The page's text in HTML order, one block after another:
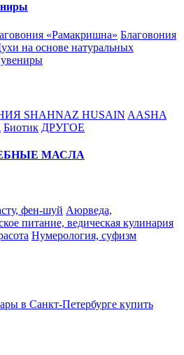
«Рамакришна» Благовония
на основе натуральных
SHAHNAZ HUSAIN AASHA
Биотик ДРУГОЕ
МАСЛА
фен-шуй Аюрведа,
питание, ведическая кулинария
Нумерология, суфизм
в Санкт-Петербурге купить